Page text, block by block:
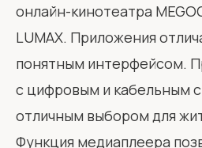
онлайн-кинотеатра
LUMAX. Приложения
понятным интерфейсом.
с цифровым и кабельным
отличным выбором для
Функция медиаплеера